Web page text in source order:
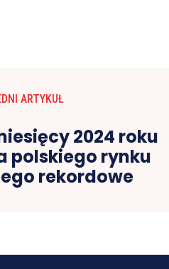
ARTYKUŁ
2024 roku
polskiego rynku
rekordowe